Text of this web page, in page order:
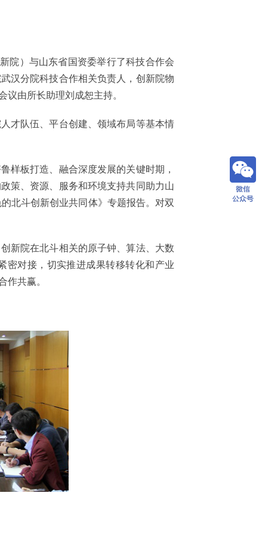
）与山东省国资委举行了科技合作会
汉分院科技合作相关负责人，创新院物
由所长助理刘成恕主持。
才队伍、平台创建、领域布局等基本情
板打造、融合深度发展的关键时期，
策、资源、服务和环境支持共同助力山
北斗创新创业共同体》专题报告。对双
院在北斗相关的原子钟、算法、大数
密对接，切实推进成果转移转化和产业
作共赢。